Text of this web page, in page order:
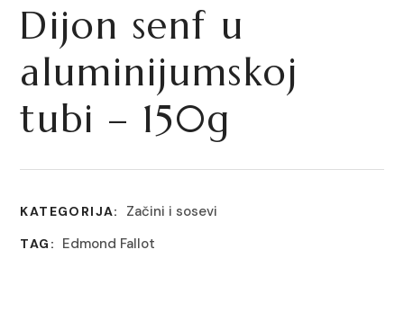
Dijon senf u
aluminijumskoj
tubi – 150g
KATEGORIJA: Začini i sosevi
TAG: Edmond Fallot